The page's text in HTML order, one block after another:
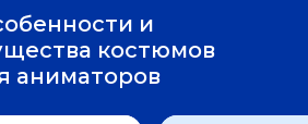
и
костюмов
аниматоров